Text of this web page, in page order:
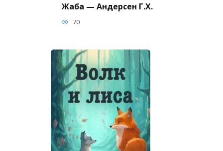
Жаба — Андерсен Г.Х.
70